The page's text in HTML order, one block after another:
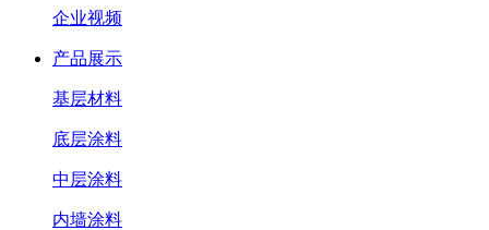
企业视频
产品展示
基层材料
底层涂料
中层涂料
内墙涂料